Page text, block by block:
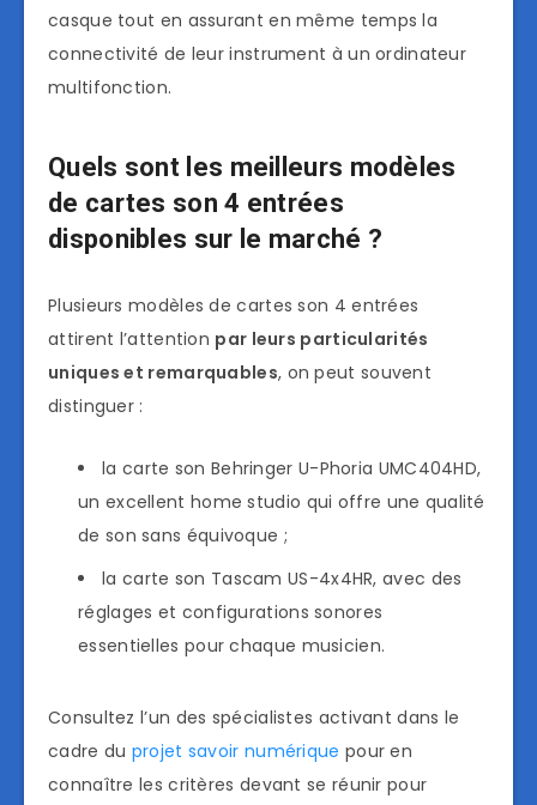
casque tout en assurant en même temps la
connectivité de leur instrument à un ordinateur
multifonction.
Quels sont les meilleurs modèles
de cartes son 4 entrées
disponibles sur le marché ?
Plusieurs modèles de cartes son 4 entrées
attirent l’attention par leurs particularités
uniques et remarquables, on peut souvent
distinguer :
la carte son Behringer U-Phoria UMC404HD,
un excellent home studio qui offre une qualité
de son sans équivoque ;
la carte son Tascam US-4x4HR, avec des
réglages et configurations sonores
essentielles pour chaque musicien.
Consultez l’un des spécialistes activant dans le
cadre du projet savoir numérique pour en
connaître les critères devant se réunir pour